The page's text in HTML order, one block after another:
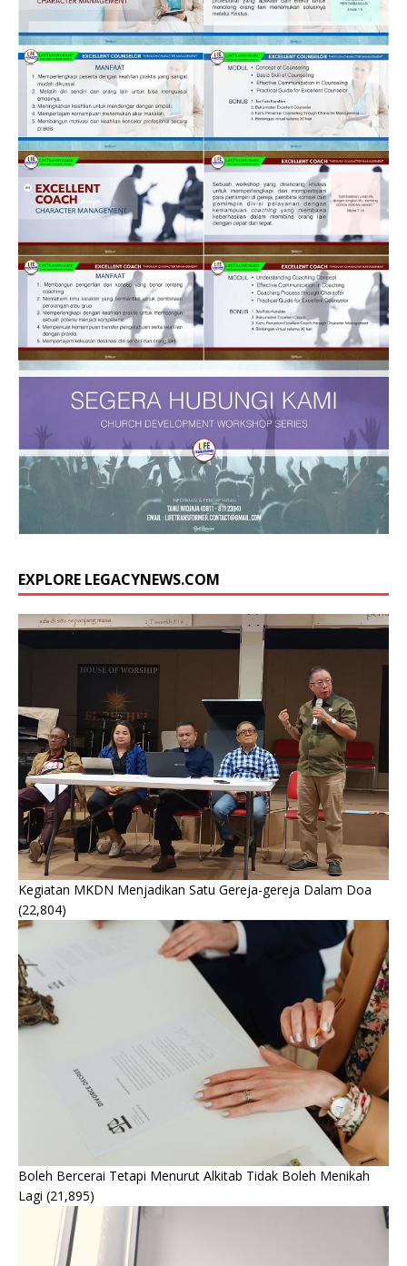
EXPLORE LEGACYNEWS.COM
Kegiatan MKDN Menjadikan Satu Gereja-gereja Dalam Doa
(22,804)
Boleh Bercerai Tetapi Menurut Alkitab Tidak Boleh Menikah
Lagi (21,895)